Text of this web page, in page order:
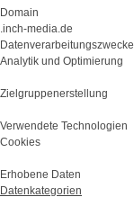
Domain
.inch-media.de
Datenverarbeitungszwecke
Analytik und Optimierung
Zielgruppenerstellung
Verwendete Technologien
Cookies
Erhobene Daten
Datenkategorien